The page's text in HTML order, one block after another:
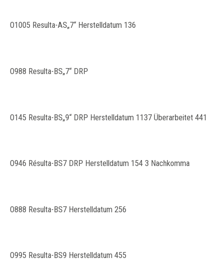
O1005 Resulta-AS„7“ Herstelldatum 136
O988 Resulta-BS„7“ DRP
O145 Resulta-BS„9“ DRP Herstelldatum 1137 Überarbeitet 441
O946 Résulta-BS7 DRP Herstelldatum 154 3 Nachkomma
O888 Resulta-BS7 Herstelldatum 256
O995 Resulta-BS9 Herstelldatum 455